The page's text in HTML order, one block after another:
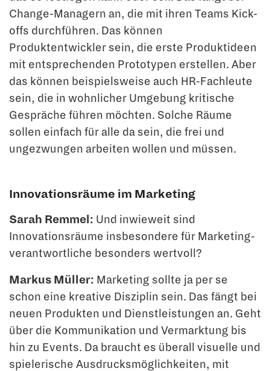
Change-Managern an, die mit ihren Teams Kick-
offs durchführen. Das kön­nen
Produktentwickler sein, die erste Produktideen
mit entsprechenden Prototypen erstellen. Aber
das können beispielsweise auch HR-Fachleute
sein, die in wohnlicher Umgebung kritische
Gespräche führen möchten. Solche Räume
sollen einfach für alle da sein, die frei und
ungezwungen arbeiten wollen und müssen.
Innovationsräume im Marketing
Sarah Remmel: Und inwieweit sind
Innovationsräume insbesondere für Marketing­
verantwortliche besonders wertvoll?
Markus Müller: Marketing sollte ja per se
schon eine kreative Disziplin sein. Das fängt bei
neuen Produkten und Dienstleistungen an. Geht
über die Kommunikation und Ver­marktung bis
hin zu Events. Da braucht es überall visuelle und
spielerische Ausdrucks­möglichkeiten, mit